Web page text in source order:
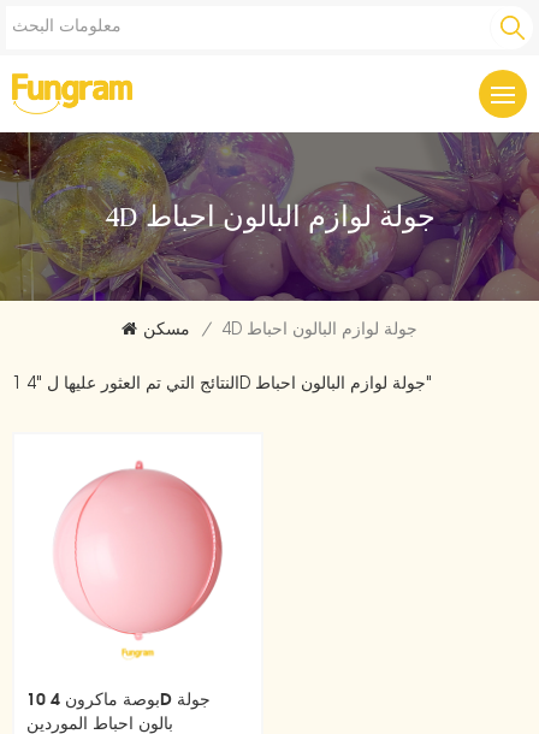
4D جولة لوازم البالون احباط
مسكن / 4D جولة لوازم البالون احباط
1 النتائج التي تم العثور عليها ل "4D جولة لوازم البالون احباط"
10 بوصة ماكرون 4D جولة
بالون احباط الموردين